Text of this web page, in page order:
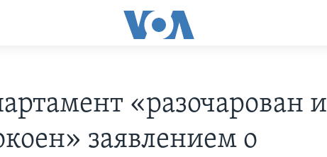
«разочарован и
заявлением о